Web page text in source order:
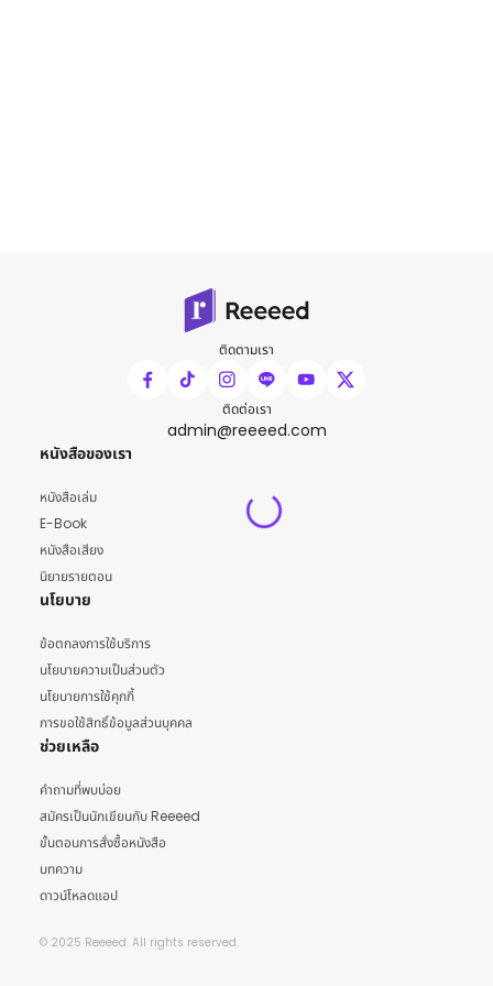
ติดตามเรา
ติดต่อเรา
admin@reeeed.com
หนังสือของเรา
หนังสือเล่ม
E-Book
หนังสือเสียง
นิยายรายตอน
นโยบาย
ข้อตกลงการใช้บริการ
นโยบายความเป็นส่วนตัว
นโยบายการใช้คุกกี้
การขอใช้สิทธิ์ข้อมูลส่วนบุคคล
ช่วยเหลือ
คำถามที่พบบ่อย
สมัครเป็นนักเขียนกับ Reeeed
ขั้นตอนการสั่งซื้อหนังสือ
บทความ
ดาวน์โหลดแอป
© 2025 Reeeed. All rights reserved.